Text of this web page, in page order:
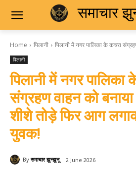
समाचार
Home पिलानी पिलानी में नगर पालिका के कचरा
पिलानी
पिलानी में नगर पालिका
संग्रहण वाहन को
शीशे तोड़े फिर आग
युवक!
By समाचार झुन्झुनू 2 June 2026